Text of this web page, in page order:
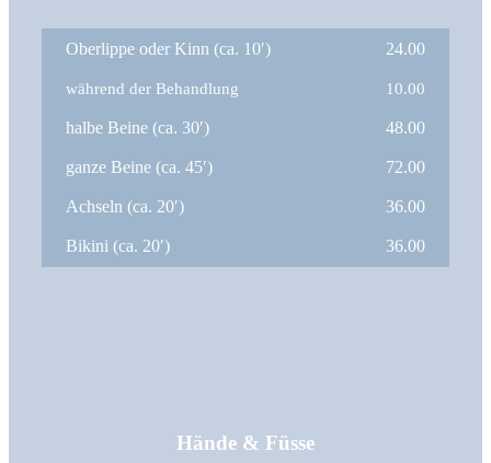
Oberlippe oder Kinn (ca. 10′) 24.00
während der Behandlung 10.00
halbe Beine (ca. 30′) 48.00
ganze Beine (ca. 45′) 72.00
Achseln (ca. 20′) 36.00
Bikini (ca. 20′) 36.00
Hände & Füsse